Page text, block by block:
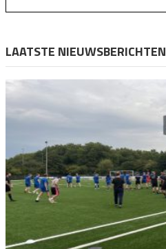
LAATSTE NIEUWSBERICHTEN